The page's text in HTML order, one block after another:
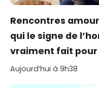
Rencontres
qui le signe de
vraiment fait pour
Aujourd’hui à 9h38